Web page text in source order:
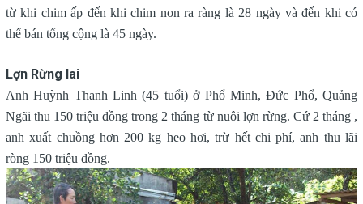
từ khi chim ấp đến khi chim non ra ràng là 28 ngày và đến khi có
thể bán tổng cộng là 45 ngày.
Lợn Rừng lai
Anh Huỳnh Thanh Linh (45 tuổi) ở Phổ Minh, Đức Phổ, Quảng
Ngãi thu 150 triệu đồng trong 2 tháng từ nuôi lợn rừng. Cứ 2 tháng ,
anh xuất chuồng hơn 200 kg heo hơi, trừ hết chi phí, anh thu lãi
ròng 150 triệu đồng.